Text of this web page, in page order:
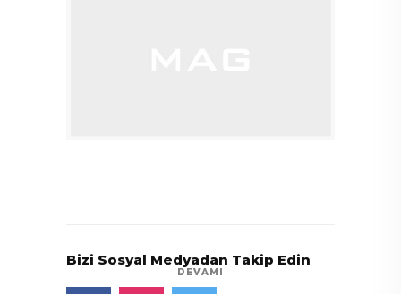
DEVAMI
Bizi Sosyal Medyadan Takip Edin